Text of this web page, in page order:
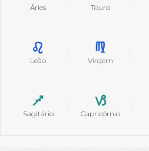
Áries Touro
Leão Virgem
Sagitário Capricórnio